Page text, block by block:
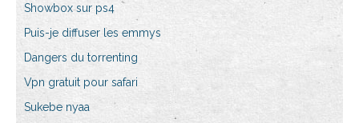
Showbox sur ps4
Puis-je diffuser les emmys
Dangers du torrenting
Vpn gratuit pour safari
Sukebe nyaa